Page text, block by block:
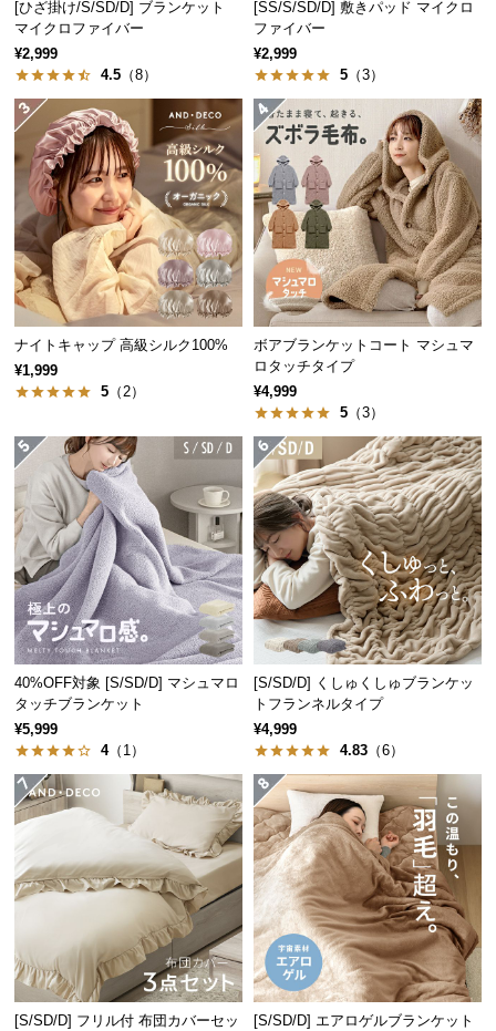
中
型
商
品
の
配
送
に
つ
い
て
小
型
商
品
配
送
に
つ
い
て
開
梱
設
置
サ
ー
ビ
ス
い
入
経
[ひざ掛け/S/SD/D] ブランケット
マイクロファイバー
¥2,999
4.5 （8）
[SS/S/SD/D] 敷きパッド マイクロ
ファイバー
¥2,999
5 （3）
ナイトキャップ 高級シルク100%
¥1,999
5 （2）
ボアブランケットコート マシュマ
ロタッチタイプ
¥4,999
5 （3）
40%OFF対象 [S/SD/D] マシュマロ
タッチブランケット
¥5,999
4（1）
[S/SD/D] くしゅくしゅブランケッ
トフランネルタイプ
¥4,999
4.83 （6）
[S/SD/D] フリル付 布団カバーセッ
[S/SD/D] エアロゲルブランケット